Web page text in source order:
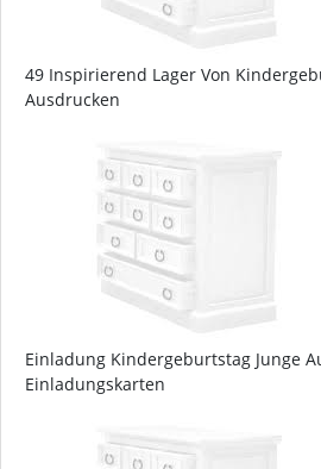
49 Inspirierend Lager Von
Ausdrucken
Einladung Kindergeburtstag Junge
Einladungskarten